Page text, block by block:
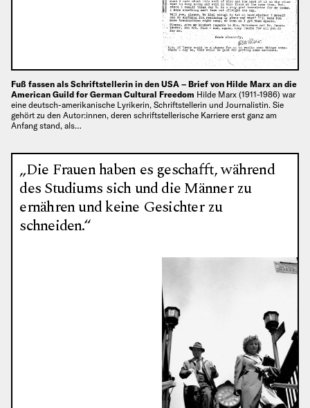
Fuß fassen als Schriftstellerin in den USA – Brief von Hilde Marx an die
American Guild for German Cultural Freedom Hilde Marx (1911-1986) war
eine deutsch-amerikanische Lyrikerin, Schriftstellerin und Journalistin. Sie
gehört zu den Autor:innen, deren schriftstellerische Karriere erst ganz am
Anfang stand, als…
„Die Frauen haben es geschafft, während
des Studiums sich und die Männer zu
ernähren und keine Gesichter zu
schneiden.“